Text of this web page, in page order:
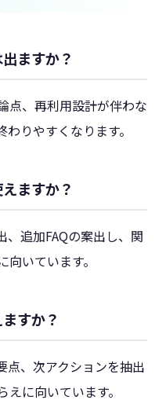
ますか？
点、再利用設計が伴わな
りやすくなります。
ますか？
、追加FAQの案出し、関
いています。
すか？
点、次アクションを抽出
に向いています。